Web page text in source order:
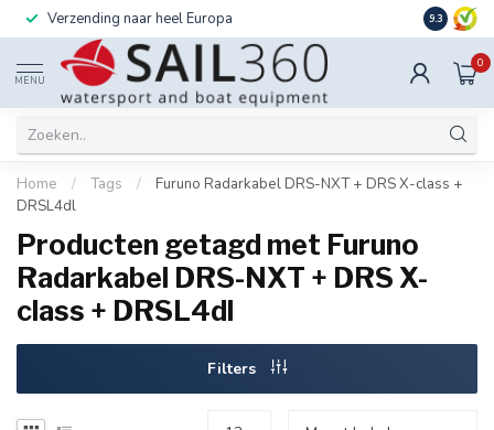
Verzending naar heel Europa Ook
9.3
MENU
0
Home / Tags /
Furuno Radarkabel DRS-NXT + DRS X-class +
DRSL4dl
Producten getagd met Furuno
Radarkabel DRS-NXT + DRS X-
class + DRSL4dl
Filters